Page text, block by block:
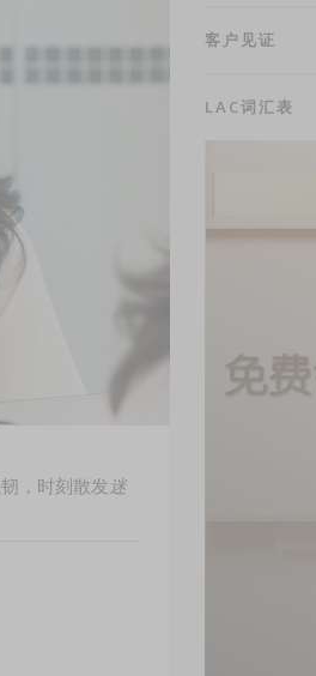
，时刻散发 迷
客户见证
LAC词汇表